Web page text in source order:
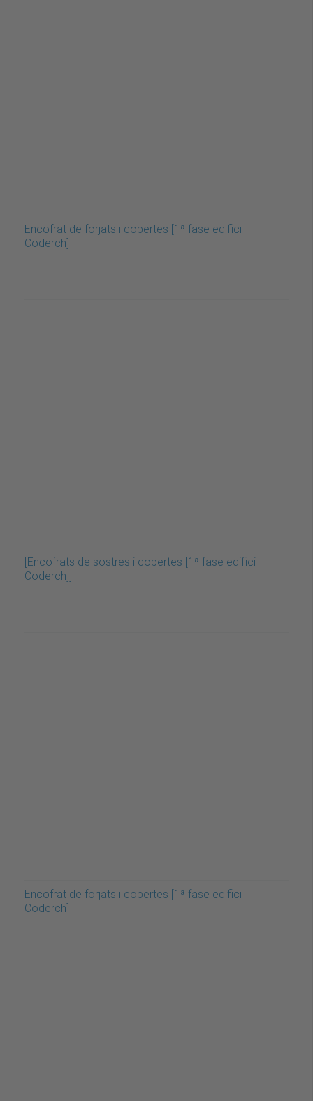
Encofrat de forjats i cobertes [1ª fase edifici
Coderch]
[Encofrats de sostres i cobertes [1ª fase edifici
Coderch]]
Encofrat de forjats i cobertes [1ª fase edifici
Coderch]